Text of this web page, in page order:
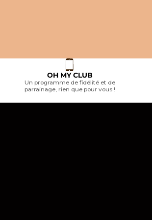
OH MY CLUB
Un programme de fidélité et de
parrainage, rien que pour vous !